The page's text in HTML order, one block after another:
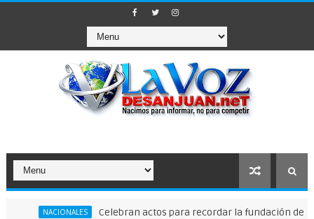
NACIONALES Celebran actos para recordar la fundación de Santo